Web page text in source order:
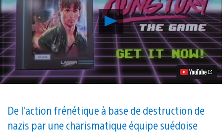
Lancer
la
vidéo
Kung
Fury:
Street
Rage
lance
sur
PS4
aujourd’hui
De l'action frénétique à base de destruction de
nazis par une charismatique équipe suédoise